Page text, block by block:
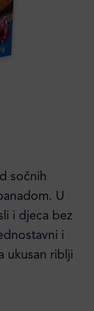
sočnih
U
i djeca bez
i
ukusan riblji